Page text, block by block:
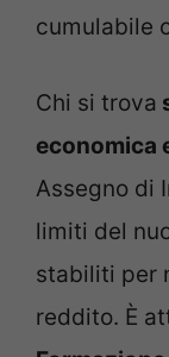
cumulabile
Chi si trova
economica
Assegno di
limiti del
stabiliti per
reddito. È